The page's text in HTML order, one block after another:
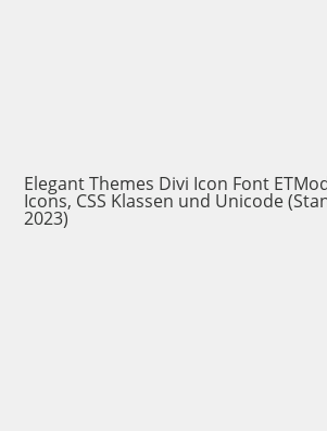
Elegant Themes Divi Icon Font
Icons, CSS Klassen und Unicode
2023)